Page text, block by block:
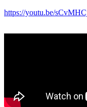
https://youtu.be/